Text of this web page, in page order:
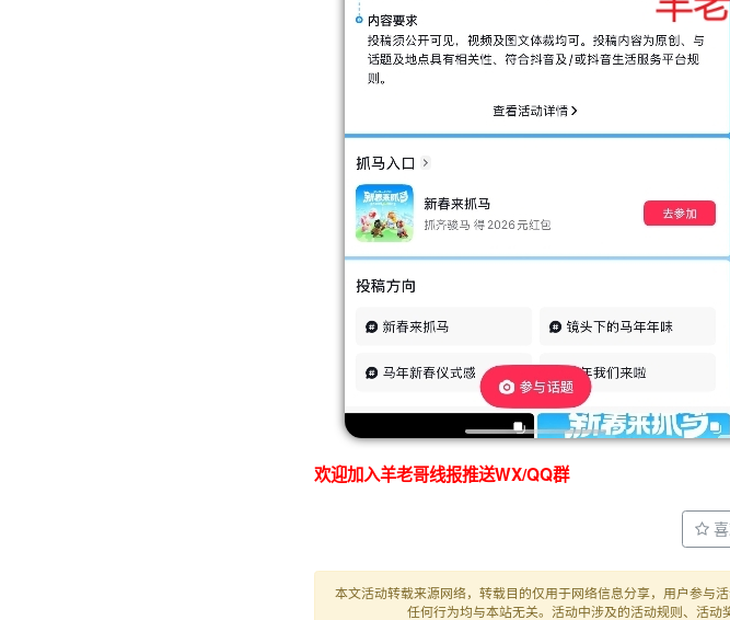
欢迎加入羊老哥线报推送WX/QQ群
本文活动转载来源网络，转载目的仅用于网络信息分享，用户参与
任何行为均与本站无关。活动中涉及的活动规则、活动